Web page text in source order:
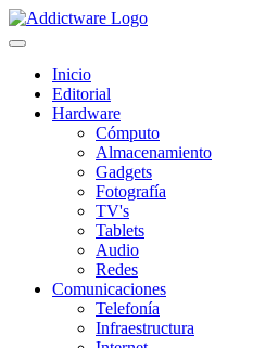
Inicio
Editorial
Hardware
Cómputo
Almacenamiento
Gadgets
Fotografía
TV's
Tablets
Audio
Redes
Comunicaciones
Telefonía
Infraestructura